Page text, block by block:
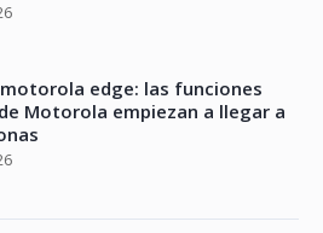
edge: las funciones
Motorola empiezan a llegar a